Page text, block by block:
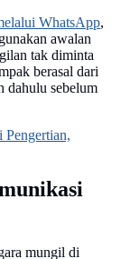
WhatsApp,
awalan
tak diminta
berasal dari
dahulu sebelum
mungil di